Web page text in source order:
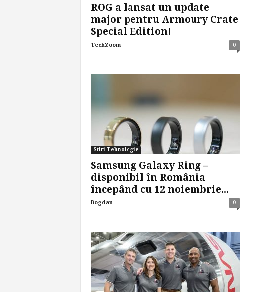
ROG a lansat un update
major pentru Armoury Crate
Special Edition!
TechZoom 0
Stiri Tehnologie
Samsung Galaxy Ring –
disponibil în România
începând cu 12 noiembrie...
Bogdan 0